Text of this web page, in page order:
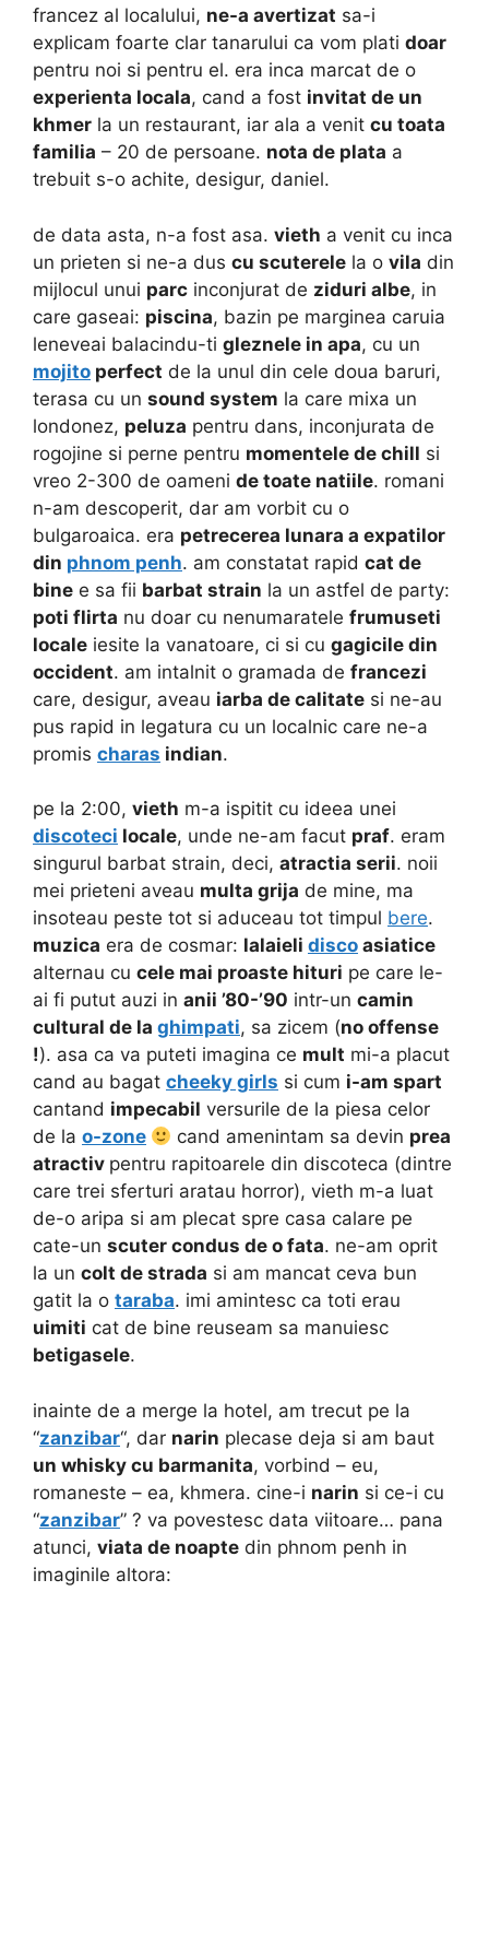
francez al localului, ne-a avertizat sa-i
explicam foarte clar tanarului ca vom plati doar
pentru noi si pentru el. era inca marcat de o
experienta locala, cand a fost invitat de un
khmer la un restaurant, iar ala a venit cu toata
familia – 20 de persoane. nota de plata a
trebuit s-o achite, desigur, daniel.
de data asta, n-a fost asa. vieth a venit cu inca
un prieten si ne-a dus cu scuterele la o vila din
mijlocul unui parc inconjurat de ziduri albe, in
care gaseai: piscina, bazin pe marginea caruia
leneveai balacindu-ti gleznele in apa, cu un
mojito perfect de la unul din cele doua baruri,
terasa cu un sound system la care mixa un
londonez, peluza pentru dans, inconjurata de
rogojine si perne pentru momentele de chill si
vreo 2-300 de oameni de toate natiile. romani
n-am descoperit, dar am vorbit cu o
bulgaroaica. era petrecerea lunara a expatilor
din phnom penh. am constatat rapid cat de
bine e sa fii barbat strain la un astfel de party:
poti flirta nu doar cu nenumaratele frumuseti
locale iesite la vanatoare, ci si cu gagicile din
occident. am intalnit o gramada de francezi
care, desigur, aveau iarba de calitate si ne-au
pus rapid in legatura cu un localnic care ne-a
promis charas indian.
pe la 2:00, vieth m-a ispitit cu ideea unei
discoteci locale, unde ne-am facut praf. eram
singurul barbat strain, deci, atractia serii. noii
mei prieteni aveau multa grija de mine, ma
insoteau peste tot si aduceau tot timpul bere.
muzica era de cosmar: lalaieli disco asiatice
alternau cu cele mai proaste hituri pe care le-
ai fi putut auzi in anii ’80-’90 intr-un camin
cultural de la ghimpati, sa zicem (no offense
!). asa ca va puteti imagina ce mult mi-a placut
cand au bagat cheeky girls si cum i-am spart
cantand impecabil versurile de la piesa celor
de la o-zone cand amenintam sa devin prea
atractiv pentru rapitoarele din discoteca (dintre
care trei sferturi aratau horror), vieth m-a luat
de-o aripa si am plecat spre casa calare pe
cate-un scuter condus de o fata. ne-am oprit
la un colt de strada si am mancat ceva bun
gatit la o taraba. imi amintesc ca toti erau
uimiti cat de bine reuseam sa manuiesc
betigasele.
inainte de a merge la hotel, am trecut pe la
“zanzibar“, dar narin plecase deja si am baut
un whisky cu barmanita, vorbind – eu,
romaneste – ea, khmera. cine-i narin si ce-i cu
“zanzibar” ? va povestesc data viitoare… pana
atunci, viata de noapte din phnom penh in
imaginile altora: